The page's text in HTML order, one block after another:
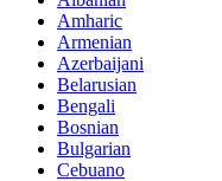
Amharic
Armenian
Azerbaijani
Belarusian
Bengali
Bosnian
Bulgarian
Cebuano